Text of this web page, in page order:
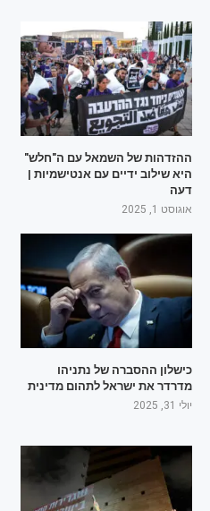
ההזדהות של השמאל עם ה"חלש"
היא שילוב ידיים עם אנטישמיות |
דעה
אוגוסט 1, 2025
כישלון ההסברה של נתניהו
מדרדר את ישראל לתהום מדינית
יולי 31, 2025